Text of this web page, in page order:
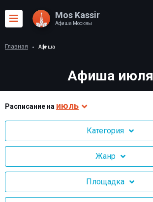
Mos Kassir
Афиша Москвы
Главная Афиша
Афиша июля
Раcписание на июль
Категория
Жанр
Площадка